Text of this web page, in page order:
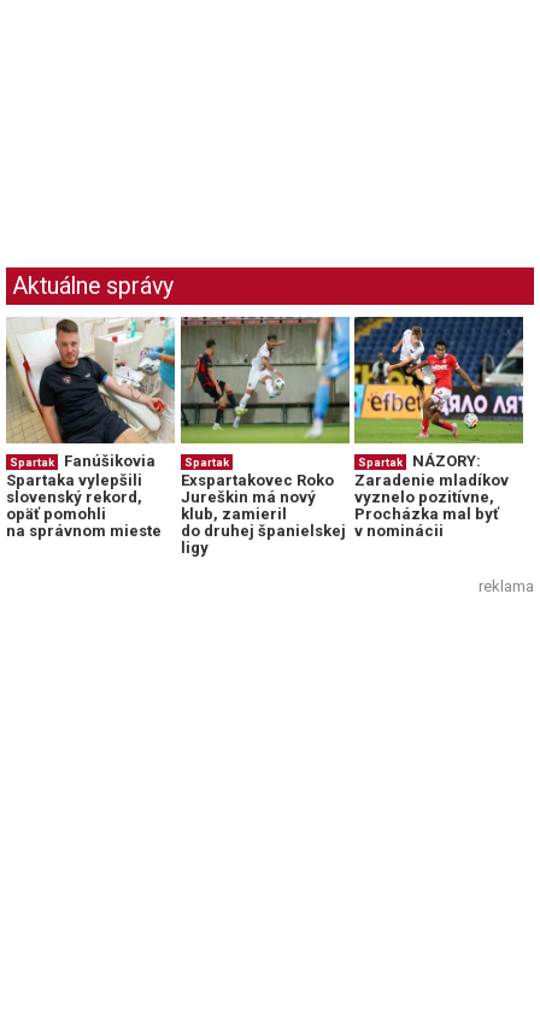
Aktuálne správy
Spartak
Fanúšikovia
Spartaka vylepšili
slovenský rekord,
opäť pomohli
na správnom mieste
Spartak
Exspartakovec Roko
Jureškin má nový
klub, zamieril
do druhej španielskej
ligy
Spartak
NÁZORY:
Zaradenie mladíkov
vyznelo pozitívne,
Procházka mal byť
v nominácii
reklama